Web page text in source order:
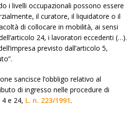
i livelli occupazionali possono essere
il curatore, il liquidatore o il
di collocare in mobilità, ai sensi
24, i lavoratori eccedenti (…).
previsto dall’articolo 5,
sancisce l’obbligo relativo al
di ingresso nelle procedure di
e 24, L. n. 223/1991.